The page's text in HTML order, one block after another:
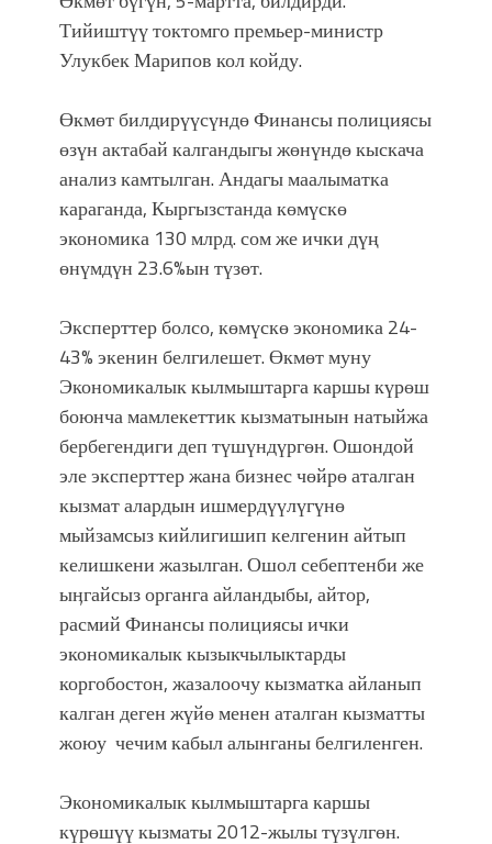
Park'ка 30 миң адам чогулду
Тийиштүү токтомго премьер-министр
Улукбек Марипов кол койду.
Өкмөт билдирүүсүндө Финансы полициясы
өзүн актабай калгандыгы жөнүндө кыскача
анализ камтылган. Андагы маалыматка
караганда, Кыргызстанда көмүскө
экономика 130 млрд. сом же ички дүң
өнүмдүн 23.6%ын түзөт.
Эксперттер болсо, көмүскө экономика 24-
43% экенин белгилешет. Өкмөт муну
Экономикалык кылмыштарга каршы күрөш
боюнча мамлекеттик кызматынын натыйжа
бербегендиги деп түшүндүргөн. Ошондой
эле эксперттер жана бизнес чөйрө аталган
кызмат алардын ишмердүүлүгүнө
мыйзамсыз кийлигишип келгенин айтып
келишкени жазылган. Ошол себептенби же
ыӊгайсыз органга айландыбы, айтор,
расмий Финансы полициясы ички
экономикалык кызыкчылыктарды
коргобостон, жазалоочу кызматка айланып
калган деген жүйө менен аталган кызматты
жоюу чечим кабыл алынганы белгиленген.
Экономикалык кылмыштарга каршы
күрөшүү кызматы 2012-жылы түзүлгөн.